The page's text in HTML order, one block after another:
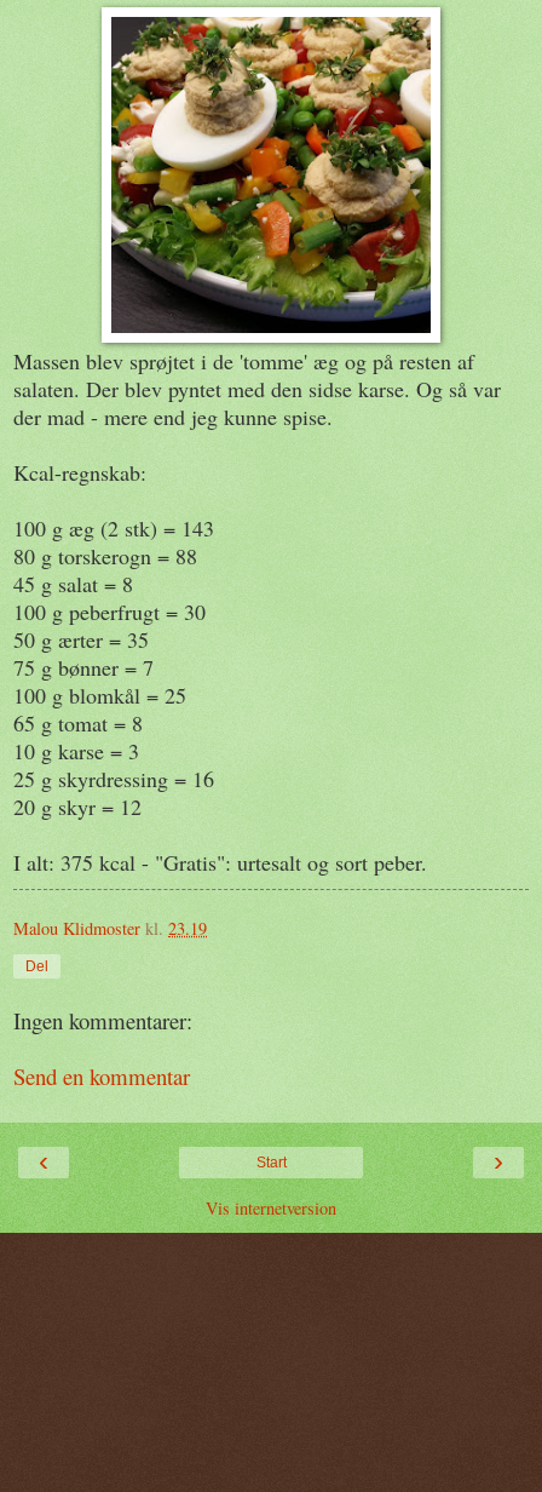
Massen blev sprøjtet i de 'tomme' æg og på resten af
salaten. Der blev pyntet med den sidse karse. Og så var
der mad - mere end jeg kunne spise.
Kcal-regnskab:
100 g æg (2 stk) = 143
80 g torskerogn = 88
45 g salat = 8
100 g peberfrugt = 30
50 g ærter = 35
75 g bønner = 7
100 g blomkål = 25
65 g tomat = 8
10 g karse = 3
25 g skyrdressing = 16
20 g skyr = 12
I alt: 375 kcal - "Gratis": urtesalt og sort peber.
Malou Klidmoster kl. 23.19
Del
Ingen kommentarer:
Send en kommentar
‹ ›
Start
Vis internetversion